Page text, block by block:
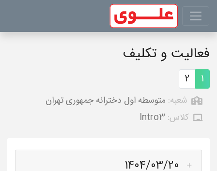
فعالیت و تکلیف
1
2
شعبه: متوسطه اول دخترانه جمهوری تهران
کلاس: Intro3
1404/03/20